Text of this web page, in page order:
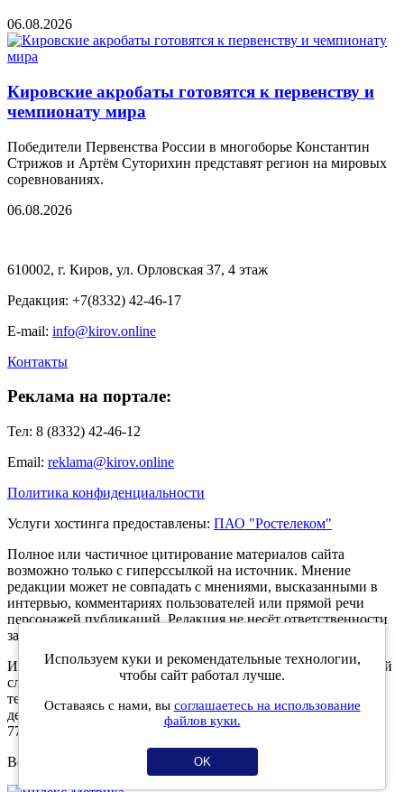
06.08.2026
Кировские акробаты готовятся к первенству и
чемпионату мира
Победители Первенства России в многоборье Константин
Стрижов и Артём Суторихин представят регион на мировых
соревнованиях.
06.08.2026
610002, г. Киров, ул. Орловская 37, 4 этаж
Редакция: +7(8332) 42-46-17
E-mail: info@kirov.online
Контакты
Реклама на портале:
Тел: 8 (8332) 42-46-12
Email: reklama@kirov.online
Политика конфиденциальности
Услуги хостинга предоставлены: ПАО "Ростелеком"
Полное или частичное цитирование материалов сайта
возможно только с гиперссылкой на источник. Мнение
редакции может не совпадать с мнениями, высказанными в
интервью, комментариях пользователей или прямой речи
персонажей публикаций. Редакция не несёт ответственности
за текст комментариев читателей.
Интернет-портал Kirov.online зарегистрирован в Федеральной
службе по надзору в сфере связи, информационных
технологий и массовых коммуникаций (Роскомнадзор) 5
декабря 2019 года. Регистрационный номер ЭЛ № ФС 77 -
77189.
Возрастное ограничение 12+
Используем куки и рекомендательные технологии,
чтобы сайт работал лучше.
Оставаясь с нами, вы соглашаетесь на использование
файлов куки.
OK